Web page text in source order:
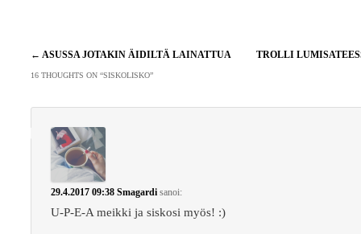
Artikkelien
selaus
← ASUSSA JOTAKIN ÄIDILTÄ LAINATTUA TROLLI
16 THOUGHTS ON “SISKOLISKO”
29.4.2017 09:38 Smagardi sanoi:
U-P-E-A meikki ja siskosi myös! :)